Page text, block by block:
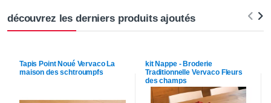
découvrez les derniers produits ajoutés
Tapis Point Noué VervacoLa
maison des schtroumpfs
kit Nappe - Broderie
Traditionnelle VervacoFleurs
des champs